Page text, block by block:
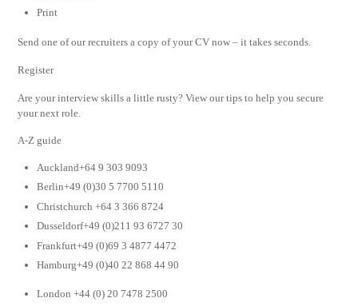
Print
Send one of our recruiters a copy of your CV now – it takes seconds.
Register
Are your interview skills a little rusty? View our tips to help you secure
your next role.
A-Z guide
Auckland+64 9 303 9093
Berlin+49 (0)30 5 7700 5110
Christchurch +64 3 366 8724
Dusseldorf+49 (0)211 93 6727 30
Frankfurt+49 (0)69 3 4877 4472
Hamburg+49 (0)40 22 868 44 90
London +44 (0) 20 7478 2500